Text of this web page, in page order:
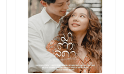
toàn quốc bắt đầu từ
ngày 07/04/2023.